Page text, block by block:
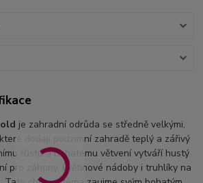
je zahradní odrůda se středně velkými,
dodají podzimní zahradě teplý a zářivý
růstu a bohatému větvení vytváří hustý
pro záhony, květinové nádoby i truhlíky na